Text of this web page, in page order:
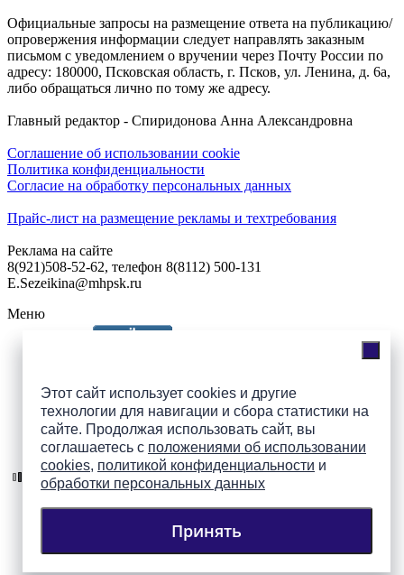
Этот сайт использует cookies и другие
технологии для навигации и сбора статистики на
сайте. Продолжая использовать сайт, вы
соглашаетесь с положениями об использовании
cookies, политикой конфиденциальности и
обработки персональных данных
Принять
Официальные запросы на размещение ответа на публикацию/
опровержения информации следует направлять заказным
письмом с уведомлением о вручении через Почту России по
адресу: 180000, Псковская область, г. Псков, ул. Ленина, д. 6а,
либо обращаться лично по тому же адресу.
Главный редактор - Спиридонова Анна Александровна
Соглашение об использовании cookie
Политика конфиденциальности
Согласие на обработку персональных данных
Прайс-лист на размещение рекламы и техтребования
Реклама на сайте
8(921)508-52-62, телефон 8(8112) 500-131
E.Sezeikina@mhpsk.ru
Меню
Подпишись на группы
ПАИ в соцсетях!